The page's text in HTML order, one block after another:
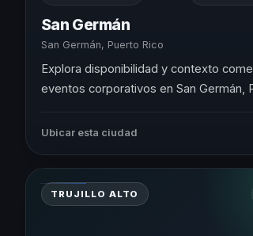
San Germán
San Germán, Puerto Rico
Explora disponibilidad y contexto
eventos corporativos en San Germán,
Ubicar esta ciudad
TRUJILLO ALTO